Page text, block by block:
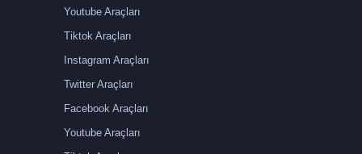
Youtube Araçları
Tiktok Araçları
Instagram Araçları
Twitter Araçları
Facebook Araçları
Youtube Araçları